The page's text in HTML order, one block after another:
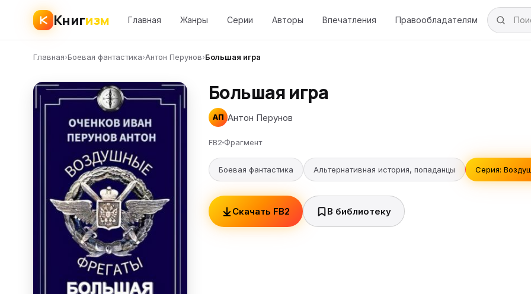
Книгизм Главная Жанры Серии Авторы Впечатления Правообладателям
Главная›Боевая фантастика›Антон Перунов›Большая игра
Большая игра
АП Антон Перунов
FB2 Фрагмент
Боевая фантастика Альтернативная история, попаданцы Серия:
Скачать FB2 В библиотеку